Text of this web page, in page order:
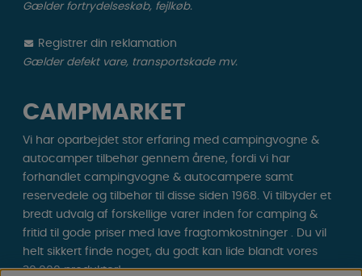
Gælder fortrydelseskøb, fejlkøb.
Registrer din reklamation
Gælder defekt vare, transportskade mv.
CAMPMARKET
Vi har oparbejdet stor erfaring med campingvogne &
autocamper tilbehør gennem årene, fordi vi har
forhandlet campingvogne & autocampere samt
reservedele og tilbehør til disse siden 1968. Vi tilbyder et
bredt udvalg af forskellige varer inden for camping &
fritid til gode priser med lave fragtomkostninger . Du vil
helt sikkert finde noget, du godt kan lide blandt vores
30.000 produkter!